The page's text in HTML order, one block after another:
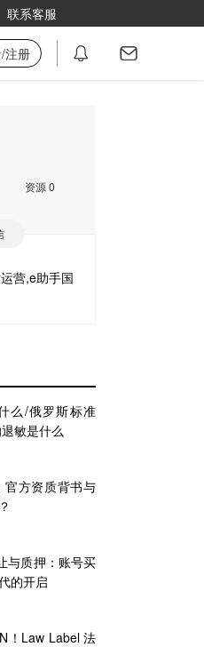
联系客服
注册
资源 0
营,e助手国
么/俄罗斯标准
敏是什么
官方资质背书与
与质押：账号买
的开启
！Law Label 法